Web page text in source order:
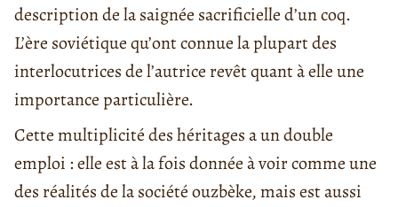
description de la saignée sacrificielle d’un coq.
L’ère soviétique qu’ont connue la plupart des
interlocutrices de l’autrice revêt quant à elle une
importance particulière.
Cette multiplicité des héritages a un double
emploi : elle est à la fois donnée à voir comme une
des réalités de la société ouzbèke, mais est aussi